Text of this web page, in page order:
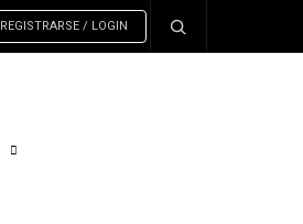
REGISTRARSE / LOGIN